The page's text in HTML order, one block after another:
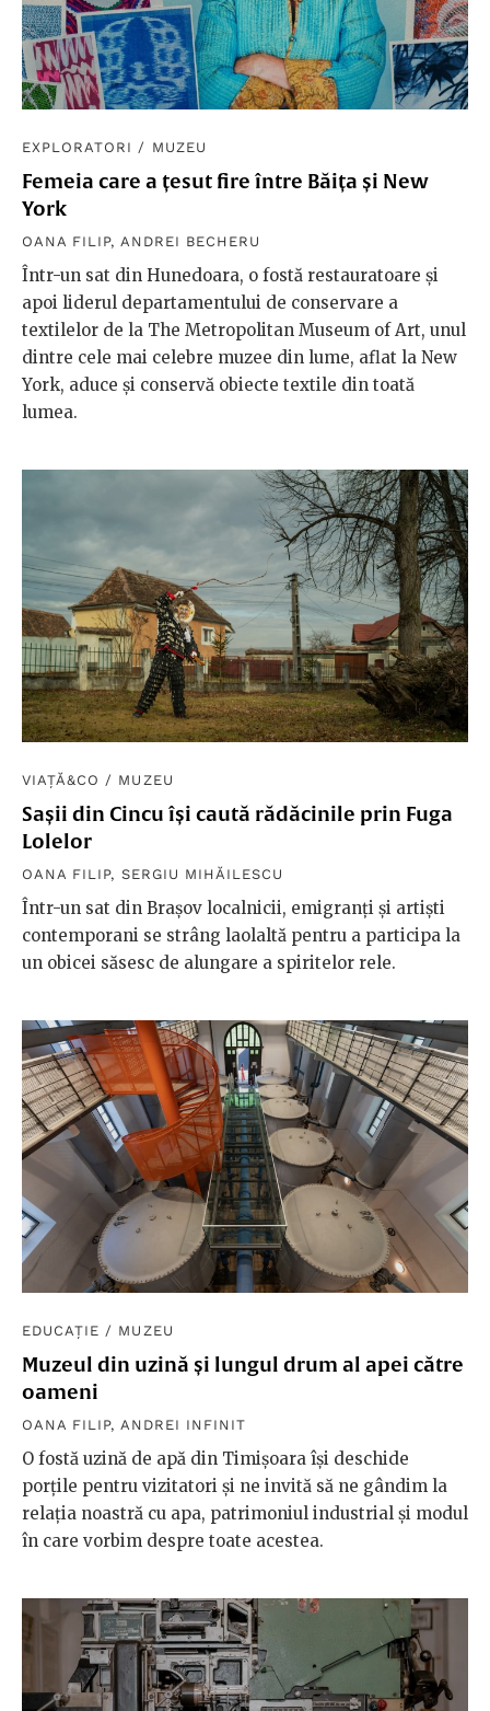
EXPLORATORI / MUZEU
Femeia care a țesut fire între Băița și New
York
OANA FILIP, ANDREI BECHERU
Într-un sat din Hunedoara, o fostă restauratoare și
apoi liderul departamentului de conservare a
textilelor de la The Metropolitan Museum of Art, unul
dintre cele mai celebre muzee din lume, aflat la New
York, aduce și conservă obiecte textile din toată
lumea.
VIAȚĂ&CO / MUZEU
Sașii din Cincu își caută rădăcinile prin Fuga
Lolelor
OANA FILIP, SERGIU MIHĂILESCU
Într-un sat din Brașov localnicii, emigranți și artiști
contemporani se strâng laolaltă pentru a participa la
un obicei săsesc de alungare a spiritelor rele.
EDUCAȚIE / MUZEU
Muzeul din uzină și lungul drum al apei către
oameni
OANA FILIP, ANDREI INFINIT
O fostă uzină de apă din Timișoara își deschide
porțile pentru vizitatori și ne invită să ne gândim la
relația noastră cu apa, patrimoniul industrial și modul
în care vorbim despre toate acestea.